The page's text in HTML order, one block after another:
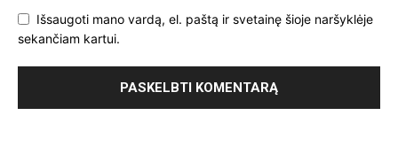
Išsaugoti mano vardą, el. paštą ir svetainę šioje naršyklėje
sekančiam kartui.